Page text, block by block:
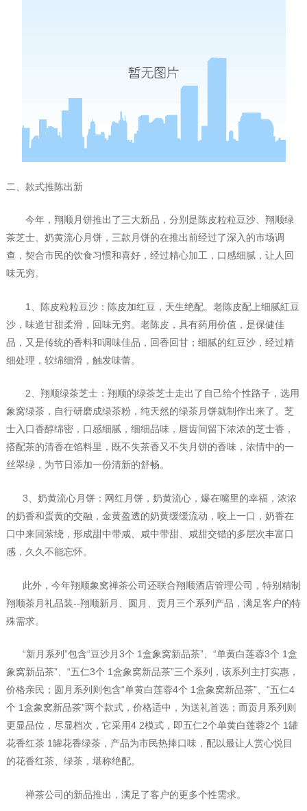
二、款式推陈出新
今年，翔顺月饼推出了三大新品，分别是陈皮粒粒豆沙、翔顺绿
茶芝士、奶黄流心月饼，三款月饼的在推出前经过了深入的市场调
查，契合市民的饮食习惯和喜好，经过精心加工，口感细腻，让人回
味无穷。
1
、陈皮粒粒豆沙：陈皮加红豆，天生绝配。老陈皮配上细腻紅豆
沙，味道甘甜柔滑，回味无穷。老陈皮，具有药用价值，是保健佳
品，又是传统的香料和调味佳品，回香回甘；细腻的红豆沙，经过精
细处理，软绵细滑，触发味蕾。
2、翔顺绿茶芝士：翔顺的绿茶芝士走出了自己给个性路子，选用
象窝绿茶，自行研磨成绿茶粉，纯天然的绿茶月饼就制作出来了。芝
士入口香醇绵密，口感细腻，细细品味，唇齿间留下浓浓的芝士香，
搭配茶的清香在馅料里，既不失茶香又不失月饼的香味，浓情中的一
丝翠绿，为节日添加一份清新的舒畅。
3 、奶黄流心月饼：网红月饼，奶黄流心，爆在嘴里的幸福，浓浓
的奶香和蛋黄的交融，金黄盈透的奶黄缓缓流动，咬上一口，奶香在
口中来回萦绕，形成甜中带咸、咸中带甜、咸甜交错的多层次丰富口
感，久久不能忘怀。
此外，今年翔顺象窝禅茶公司还联合翔顺酒店管理公司，特别精制
翔顺茶月礼品装--翔顺新月、圆月、贡月三个系列产品，满足客户的特
殊需求。
“新月系列”包含“豆沙月3个 1盒象窝新品茶”、“单黄白莲蓉3个 1盒
象窝新品茶”、“五仁3个 1盒象窝新品茶”三个系列，该系列主打实惠，
价格亲民；圆月系列则包含“单黄白莲蓉4个 1盒象窝新品茶”、“五仁4
个 1盒象窝新品茶”两个款式，价格适中，为送礼首选；而贡月系列则
更显品位，尽显档次，它采用4 2模式，即五仁2个单黄白莲蓉2个 1罐
花香红茶1罐花香绿茶，产品为市民热捧口味，配以最让人赏心悦目
的花香红茶、绿茶，堪称绝配。
禅茶公司的新品推出，满足了客户的更多个性需求。